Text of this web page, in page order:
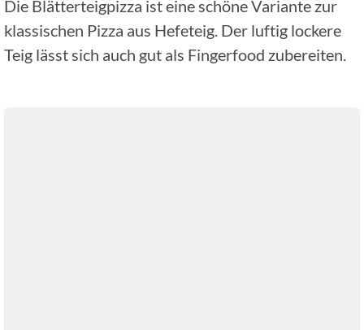
Die Blätterteigpizza ist eine schöne Variante zur
klassischen Pizza aus Hefeteig. Der luftig lockere
Teig lässt sich auch gut als Fingerfood zubereiten.